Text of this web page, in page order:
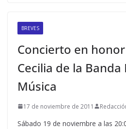
BREVES
Concierto en
Cecilia de la
Música
17 de noviembre de 2011
Sábado 19 de noviembre a las